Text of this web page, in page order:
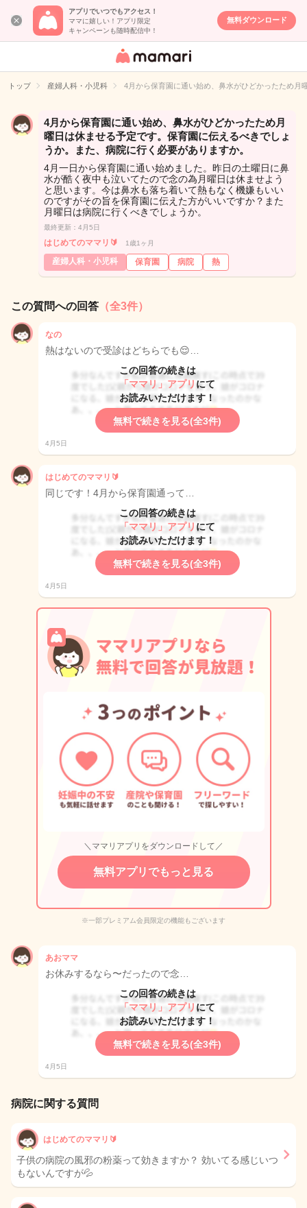
アプリでいつでもアクセス！
ママに嬉しい！アプリ限定
キャンペーンも随時配信中！
無料ダウンロード
女性専用匿名QA
イト
トップ 産婦人科・小児科 4月から保育園に通い始め、鼻水がひどかったため月
4月から保育園に通い始め、鼻水がひどかったため月
曜日は休ませる予定です。保育園に伝えるべきでしょ
うか。また、病院に行く必要がありますか。
4月一日から保育園に通い始めました。昨日の土曜日に鼻
水が酷く夜中も泣いてたので念の為月曜日は休ませよう
と思います。今は鼻水も落ち着いて熱もなく機嫌もいい
のですがその旨を保育園に伝えた方がいいですか？また
月曜日は病院に行くべきでしょうか。
最終更新：4月5日
はじめてのママリ🔰 1歳1ヶ月
産婦人科・小児科 保育園 病院 熱
この質問への回答 （全3件）
なの
熱はないので受診はどちらでも😌…
この回答の続きは
「ママリ」アプリ にて
お読みいただけます！
無料で続きを見る(全3件)
4月5日
はじめてのママリ🔰
同じです！4月から保育園通って…
この回答の続きは
「ママリ」アプリ にて
お読みいただけます！
無料で続きを見る(全3件)
4月5日
＼ママリアプリをダウンロードして／
無料アプリでもっと見る
※一部プレミアム会員限定の機能もございます
あおママ
お休みするなら〜だったので念…
この回答の続きは
「ママリ」アプリ にて
お読みいただけます！
無料で続きを見る(全3件)
4月5日
病院に関する質問
はじめてのママリ🔰
子供の病院の風邪の粉薬って効きますか？ 効いてる感じいつ
もないんですが💦